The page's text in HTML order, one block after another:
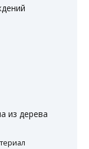
из дерева